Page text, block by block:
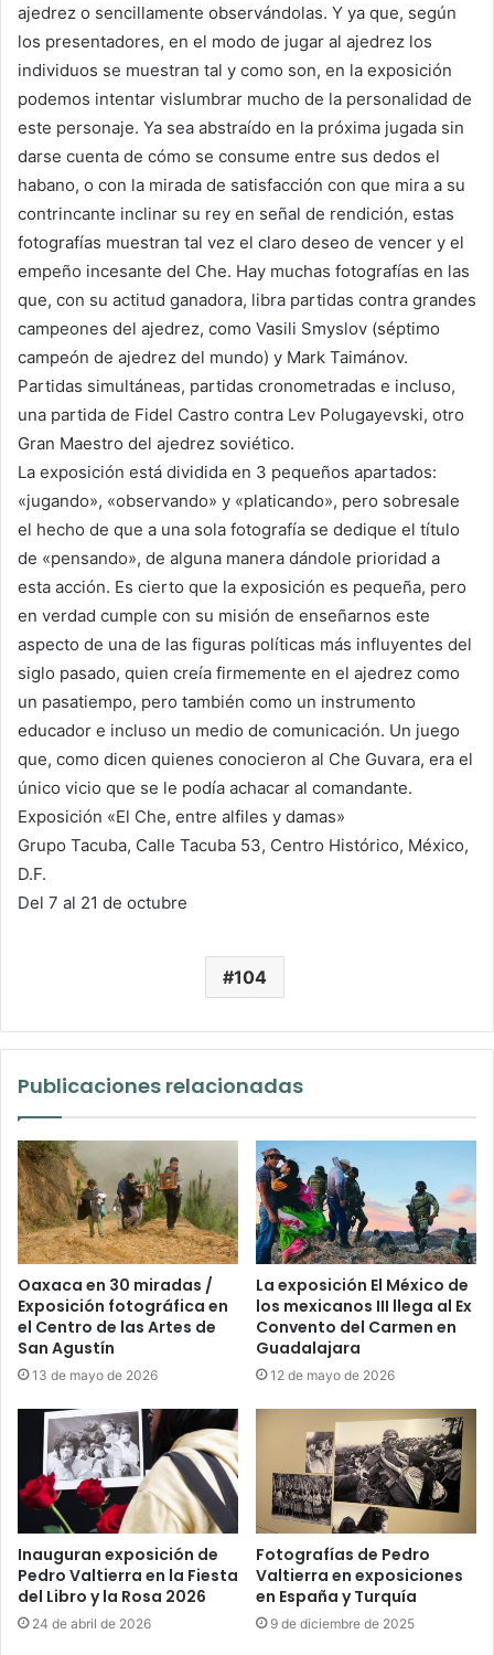
ajedrez o sencillamente observándolas. Y ya que, según
los presentadores, en el modo de jugar al ajedrez los
individuos se muestran tal y como son, en la exposición
podemos intentar vislumbrar mucho de la personalidad de
este personaje. Ya sea abstraído en la próxima jugada sin
darse cuenta de cómo se consume entre sus dedos el
habano, o con la mirada de satisfacción con que mira a su
contrincante inclinar su rey en señal de rendición, estas
fotografías muestran tal vez el claro deseo de vencer y el
empeño incesante del Che. Hay muchas fotografías en las
que, con su actitud ganadora, libra partidas contra grandes
campeones del ajedrez, como Vasili Smyslov (séptimo
campeón de ajedrez del mundo) y Mark Taimánov.
Partidas simultáneas, partidas cronometradas e incluso,
una partida de Fidel Castro contra Lev Polugayevski, otro
Gran Maestro del ajedrez soviético.
La exposición está dividida en 3 pequeños apartados:
«jugando», «observando» y «platicando», pero sobresale
el hecho de que a una sola fotografía se dedique el título
de «pensando», de alguna manera dándole prioridad a
esta acción. Es cierto que la exposición es pequeña, pero
en verdad cumple con su misión de enseñarnos este
aspecto de una de las figuras políticas más influyentes del
siglo pasado, quien creía firmemente en el ajedrez como
un pasatiempo, pero también como un instrumento
educador e incluso un medio de comunicación. Un juego
que, como dicen quienes conocieron al Che Guvara, era el
único vicio que se le podía achacar al comandante.
Exposición «El Che, entre alfiles y damas»
Grupo Tacuba, Calle Tacuba 53, Centro Histórico, México,
D.F.
Del 7 al 21 de octubre
104
Publicaciones relacionadas
Oaxaca en 30 miradas /
Exposición fotográfica en
el Centro de las Artes de
San Agustín
13 de mayo de 2026
La exposición El México de
los mexicanos III llega al Ex
Convento del Carmen en
Guadalajara
12 de mayo de 2026
Inauguran exposición de
Pedro Valtierra en la Fiesta
del Libro y la Rosa 2026
24 de abril de 2026
Fotografías de Pedro
Valtierra en exposiciones
en España y Turquía
9 de diciembre de 2025